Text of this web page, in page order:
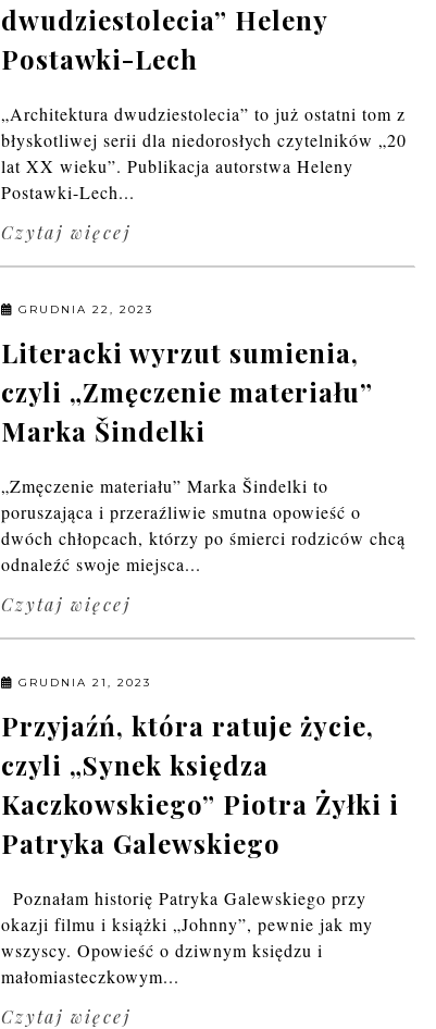
dwudziestolecia” Heleny
Postawki-Lech
„Architektura dwudziestolecia” to już ostatni tom z
błyskotliwej serii dla niedorosłych czytelników „20
lat XX wieku”. Publikacja autorstwa Heleny
Postawki-Lech...
Czytaj więcej
GRUDNIA 22, 2023
Literacki wyrzut sumienia,
czyli „Zmęczenie materiału”
Marka Šindelki
„Zmęczenie materiału” Marka Šindelki to
poruszająca i przeraźliwie smutna opowieść o
dwóch chłopcach, którzy po śmierci rodziców chcą
odnaleźć swoje miejsca...
Czytaj więcej
GRUDNIA 21, 2023
Przyjaźń, która ratuje życie,
czyli „Synek księdza
Kaczkowskiego” Piotra Żyłki i
Patryka Galewskiego
Poznałam historię Patryka Galewskiego przy
okazji filmu i książki „Johnny”, pewnie jak my
wszyscy. Opowieść o dziwnym księdzu i
małomiasteczkowym...
Czytaj więcej